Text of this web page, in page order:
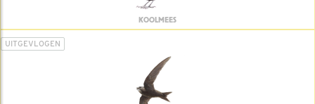
KOOLMEES
UITGEVLOGEN